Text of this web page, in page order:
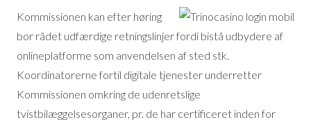
Kommissionen kan efter høring
bor rådet udfærdige retningslinjer fordi bistå udbydere af
onlineplatforme som anvendelsen af sted stk.
Koordinatorerne fortil digitale tjenester underretter
Kommissionen omkring de udenretslige
tvistbilæggelsesorganer, pr. de har certificeret inden for